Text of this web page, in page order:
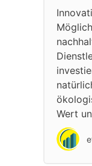
Wert